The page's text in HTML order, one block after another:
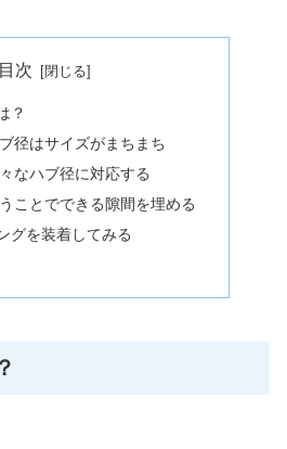
目次
？
径はサイズがまちまち
なハブ径に対応する
ことでできる隙間を埋める
グを装着してみる